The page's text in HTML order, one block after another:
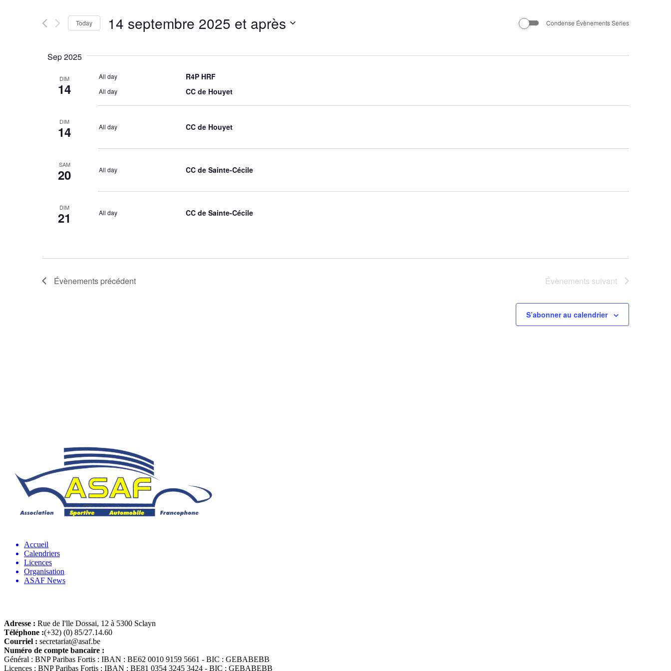
vues
par
mot-
Today 14 septembre 2025 et après
date
Condense Évènements Series
Sep 2025
DIM
14
All day R4P HRF
All day CC de Houyet
DIM
14 All day CC de Houyet
SAM
20 All day CC de Sainte-Cécile
DIM
21 All day CC de Sainte-Cécile
Évènements précédent Évènements suivant
S’abonner au calendrier
Accueil
Calendriers
Licences
Organisation
ASAF News
Adresse : Rue de I'lle Dossai, 12 à 5300 Sclayn
Téléphone :(+32) (0) 85/27.14.60
Courriel : secretariat@asaf.be
Numéro de compte bancaire :
Général : BNP Paribas Fortis : IBAN : BE62 0010 9159 5661 - BIC : GEBABEBB
Licences : BNP Paribas Fortis : IBAN : BE81 0354 3245 3424 - BIC : GEBABEBB